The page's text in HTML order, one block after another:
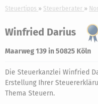
Steuertipps Steuerberater
Winfried Darius
Maarweg 139 in 50825 Köln
Die Steuerkanzlei Winfried
Erstellung Ihrer
Thema Steuern.